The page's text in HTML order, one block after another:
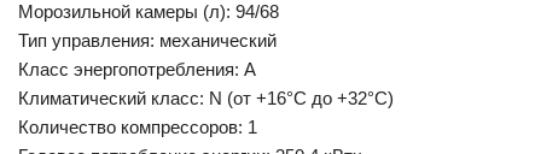
Морозильной камеры (л): 94/68
Тип управления: механический
Класс энергопотребления: A
Климатический класс: N (от +16°С до +32°С)
Количество компрессоров: 1